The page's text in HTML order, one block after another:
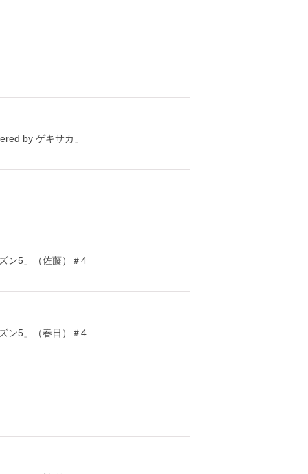
by ゲキサカ」
ン5」（佐藤）＃4
ン5」（春日）＃4